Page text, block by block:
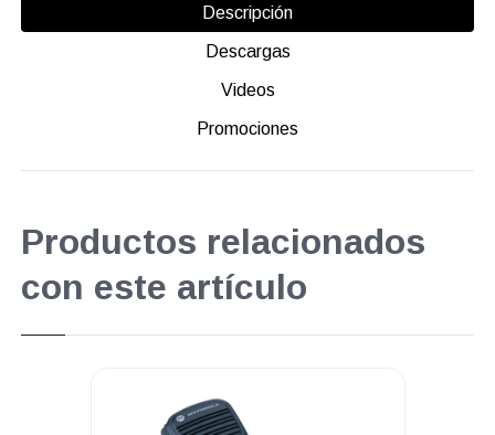
Descripción
Descargas
Videos
Promociones
Productos relacionados
con este artículo